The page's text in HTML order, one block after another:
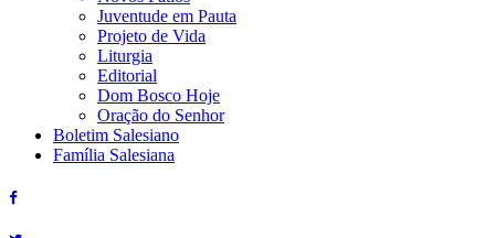
Juventude em Pauta
Projeto de Vida
Liturgia
Editorial
Dom Bosco Hoje
Oração do Senhor
Boletim Salesiano
Família Salesiana